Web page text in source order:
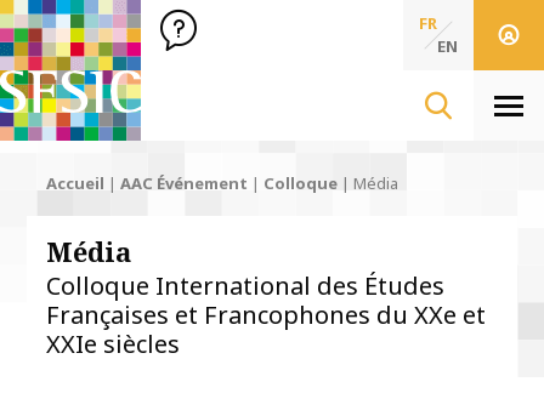
SFSIC Société Française des Sciences de l'Information & de
Société Française des Sciences
de l'Information
FR
EN
Accueil | AAC Événement | Colloque | Média
Média
Colloque International des Études
Françaises et Francophones du XXe et
XXIe siècles